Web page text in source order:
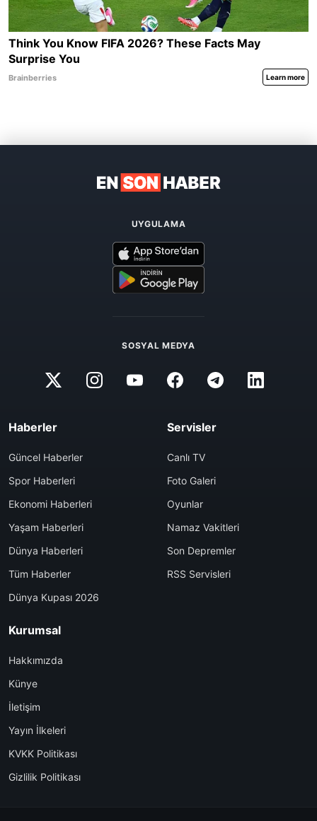
UYGULAMA
SOSYAL MEDYA
Haberler
Güncel Haberler
Spor Haberleri
Ekonomi Haberleri
Yaşam Haberleri
Dünya Haberleri
Tüm Haberler
Dünya Kupası 2026
Servisler
Canlı TV
Foto Galeri
Oyunlar
Namaz Vakitleri
Son Depremler
RSS Servisleri
Kurumsal
Hakkımızda
Künye
İletişim
Yayın İlkeleri
KVKK Politikası
Gizlilik Politikası